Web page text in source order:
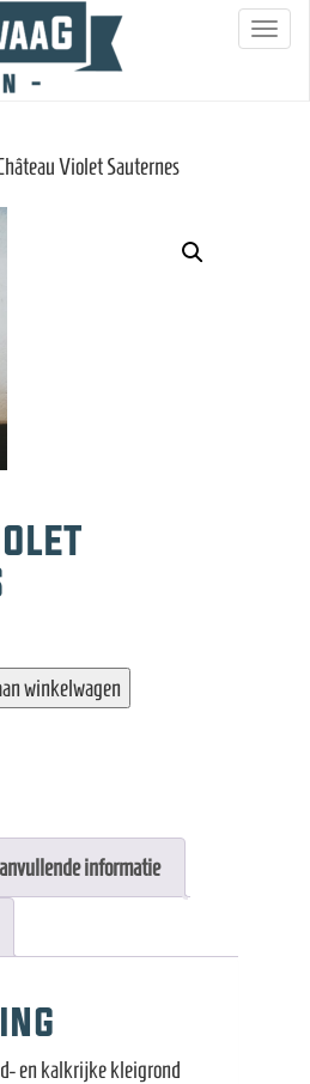
S
Violet Sauternes
winkelwagen
informatie
en kalkrijke kleigrond